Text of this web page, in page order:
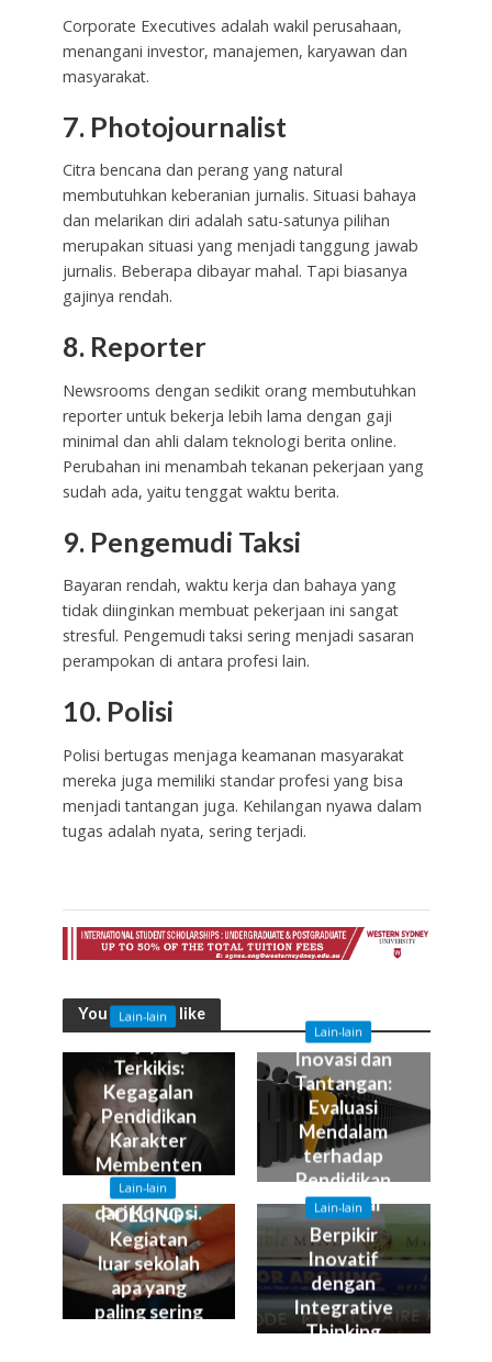
Corporate Executives adalah wakil perusahaan,
menangani investor, manajemen, karyawan dan
masyarakat.
7. Photojournalist
Citra bencana dan perang yang natural
membutuhkan keberanian jurnalis. Situasi bahaya
dan melarikan diri adalah satu-satunya pilihan
merupakan situasi yang menjadi tanggung jawab
jurnalis. Beberapa dibayar mahal. Tapi biasanya
gajinya rendah.
8. Reporter
Newsrooms dengan sedikit orang membutuhkan
reporter untuk bekerja lebih lama dengan gaji
minimal dan ahli dalam teknologi berita online.
Perubahan ini menambah tekanan pekerjaan yang
sudah ada, yaitu tenggat waktu berita.
9. Pengemudi Taksi
Bayaran rendah, waktu kerja dan bahaya yang
tidak diinginkan membuat pekerjaan ini sangat
stresful. Pengemudi taksi sering menjadi sasaran
perampokan di antara profesi lain.
10. Polisi
Polisi bertugas menjaga keamanan masyarakat
mereka juga memiliki standar profesi yang bisa
menjadi tantangan juga. Kehilangan nyawa dalam
tugas adalah nyata, sering terjadi.
You may also like
Lain-lain
Terkikis:
Kegagalan
Pendidikan
Karakter
Membenten
gi Bangsa
dari Korupsi.
Lain-lain
Inovasi dan
Tantangan:
Evaluasi
Mendalam
terhadap
Pendidikan
Nasional
Lain-lain
POLLING –
Kegiatan
luar sekolah
apa yang
paling sering
Lain-lain
Berpikir
Inovatif
dengan
Integrative
Thinking